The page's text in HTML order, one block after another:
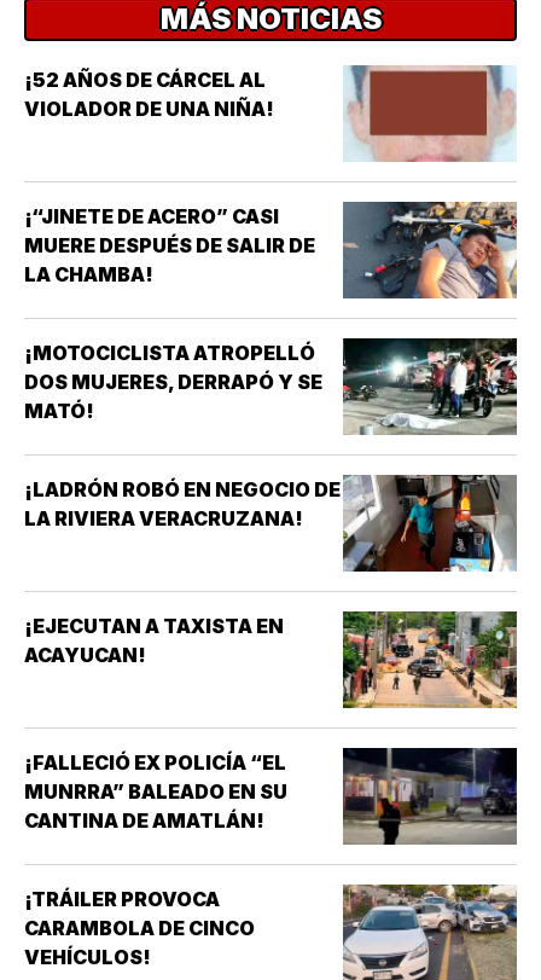
MÁS NOTICIAS
¡52 AÑOS DE CÁRCEL AL
VIOLADOR DE UNA NIÑA!
¡“JINETE DE ACERO” CASI
MUERE DESPUÉS DE SALIR DE
LA CHAMBA!
¡MOTOCICLISTA ATROPELLÓ
DOS MUJERES, DERRAPÓ Y SE
MATÓ!
¡LADRÓN ROBÓ EN NEGOCIO DE
LA RIVIERA VERACRUZANA!
¡EJECUTAN A TAXISTA EN
ACAYUCAN!
¡FALLECIÓ EX POLICÍA “EL
MUNRRA” BALEADO EN SU
CANTINA DE AMATLÁN!
¡TRÁILER PROVOCA
CARAMBOLA DE CINCO
VEHÍCULOS!